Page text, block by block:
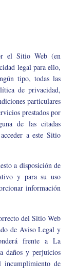
el Sitio Web (en
legal para ello,
tipo, todas las
de privacidad,
particulares
prestados por
de las citadas
a este Sitio
a disposición de
y para su uso
información
del Sitio Web
de Aviso Legal y
frente a La
daños y perjuicios
incumplimiento de